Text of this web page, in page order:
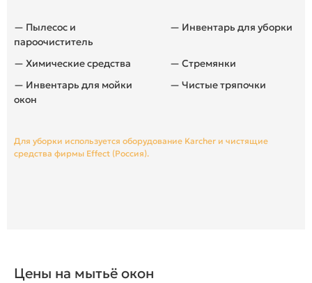
— Пылесос и
пароочиститель
— Инвентарь для уборки
— Химические средства
— Стремянки
— Инвентарь для мойки
окон
— Чистые тряпочки
Для уборки используется оборудование Karcher и чистящие
средства фирмы Effect (Россия).
Цены на мытьё окон